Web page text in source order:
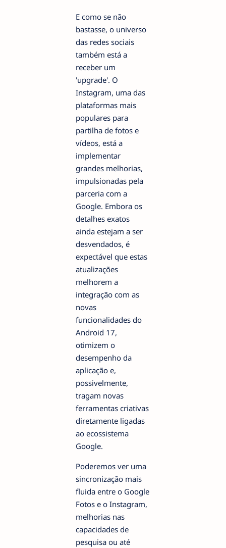
E como se não
bastasse, o universo
das redes sociais
também está a
receber um
'upgrade'. O
Instagram, uma das
plataformas mais
populares para
partilha de fotos e
vídeos, está a
implementar
grandes melhorias,
impulsionadas pela
parceria com a
Google. Embora os
detalhes exatos
ainda estejam a ser
desvendados, é
expectável que estas
atualizações
melhorem a
integração com as
novas
funcionalidades do
Android 17,
otimizem o
desempenho da
aplicação e,
possivelmente,
tragam novas
ferramentas criativas
diretamente ligadas
ao ecossistema
Google.
Poderemos ver uma
sincronização mais
fluida entre o Google
Fotos e o Instagram,
melhorias nas
capacidades de
pesquisa ou até